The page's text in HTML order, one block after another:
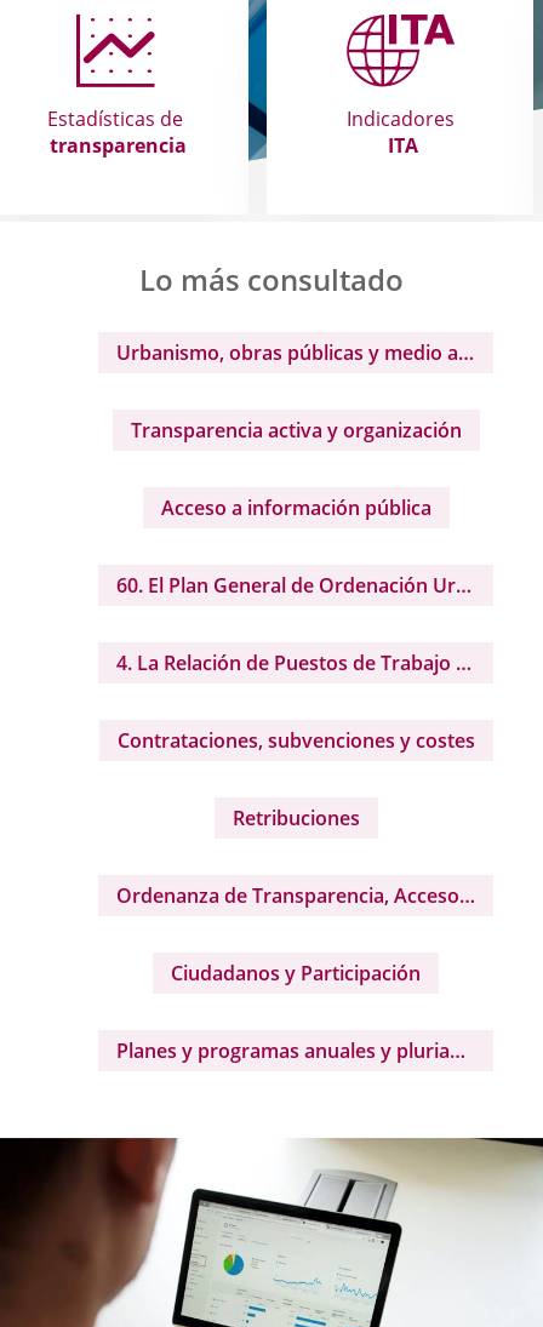
Estadísticas de
transparencia
Indicadores
ITA
Lo más consultado
Urbanismo, obras públicas y medio ambiente
Transparencia activa y organización
Acceso a información pública
60. El Plan General de Ordenación Urbana (PGOU) y los mapas y planos que lo detallan.
4. La Relación de Puestos de Trabajo (RPT) del Ayuntamiento, así como la relación individualizada de cargos (puestos de confianza o Personal eventual, y el importe individual o colectivo de sus retribuciones.
Contrataciones, subvenciones y costes
Retribuciones
Ordenanza de Transparencia, Acceso a la Información y su Reutilización
Ciudadanos y Participación
Planes y programas anuales y plurianuales